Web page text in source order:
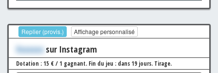
Replier (provis.) Affichage personnalisé
Xxxxxxx sur Instagram
Dotation : 15 € / 1 gagnant. Fin du jeu : dans 19 jours. Tirage.